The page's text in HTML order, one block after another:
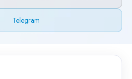
dekoratif tuğla ve taş üretiminde
Telegram